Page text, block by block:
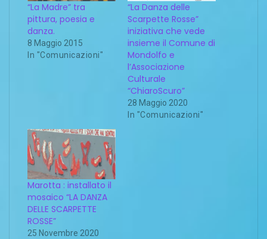
“La Madre” tra
pittura, poesia e
danza.
8 Maggio 2015
In "Comunicazioni"
“La Danza delle
Scarpette Rosse”
iniziativa che vede
insieme il Comune di
Mondolfo e
l’Associazione
Culturale
“ChiaroScuro”
28 Maggio 2020
In "Comunicazioni"
Marotta : installato il
mosaico “LA DANZA
DELLE SCARPETTE
ROSSE”
25 Novembre 2020